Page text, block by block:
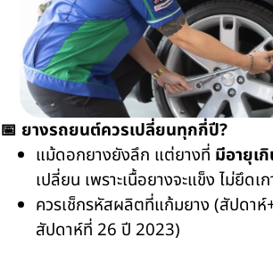
📅 ยางรถยนต์ควรเปลี่ยนทุกกี่ปี?
แม้ดอกยางยังลึก แต่ยางที่ มีอายุเ
เปลี่ยน เพราะเนื้อยางจะแข็ง ไม่ยึดเก
ควรเช็กรหัสผลิตที่แก้มยาง (สัปดาห์
สัปดาห์ที่ 26 ปี 2023)